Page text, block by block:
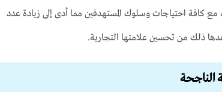
مع كافة احتياجات وسلوك المستهدفين مما أدى إلى زيادة عدد
ذلك من تحسين علامتها التجارية.
الناجحة